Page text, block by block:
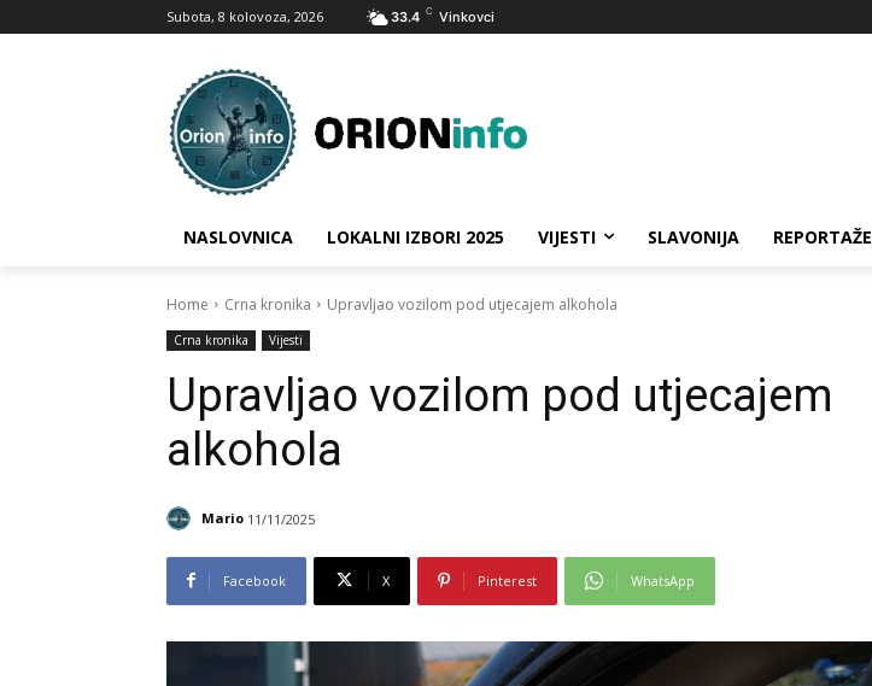
Subota, 8 kolovoza, 2026 33.4 C Vinkovci
NASLOVNICA LOKALNI IZBORI 2025 VIJESTI SLAVONIJA REPORTAŽE
Home Crna kronika Upravljao vozilom pod utjecajem alkohola
Crna kronika Vijesti
Upravljao vozilom pod utjecajem
alkohola
Mario 11/11/2025
Facebook X Pinterest WhatsApp